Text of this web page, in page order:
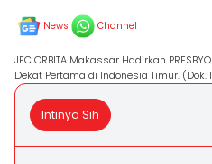
News Channel
JEC ORBITA Makassar Hadirkan
Dekat Pertama di Indonesia Timur.
Intinya Sih